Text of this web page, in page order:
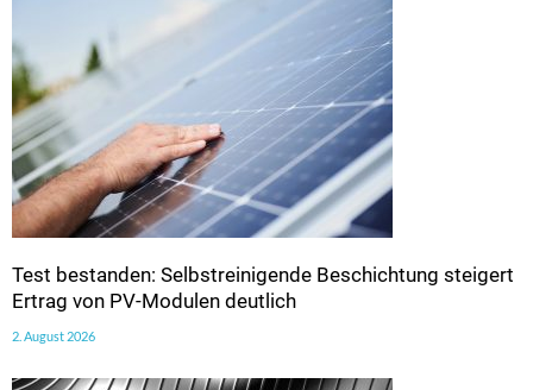
Test bestanden: Selbstreinigende Beschichtung steigert
Ertrag von PV-Modulen deutlich
2. August 2026